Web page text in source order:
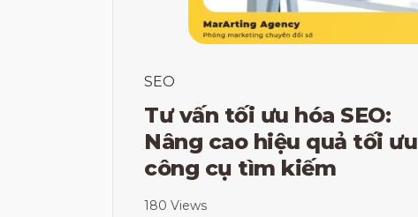
SEO
Tư vấn tối ưu hóa SEO:
Nâng cao hiệu quả tối ưu
công cụ tìm kiếm
180 Views